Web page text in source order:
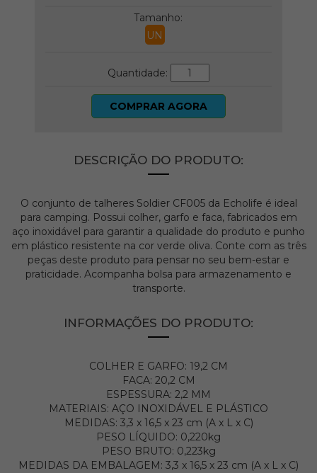
Tamanho:
UN
Quantidade:
COMPRAR AGORA
DESCRIÇÃO DO PRODUTO:
O conjunto de talheres Soldier CF005 da Echolife é ideal
para camping. Possui colher, garfo e faca, fabricados em
aço inoxidável para garantir a qualidade do produto e punho
em plástico resistente na cor verde oliva. Conte com as três
peças deste produto para pensar no seu bem-estar e
praticidade. Acompanha bolsa para armazenamento e
transporte.
INFORMAÇÕES DO PRODUTO:
COLHER E GARFO: 19,2 CM
FACA: 20,2 CM
ESPESSURA: 2,2 MM
MATERIAIS: AÇO INOXIDÁVEL E PLÁSTICO
MEDIDAS: 3,3 x 16,5 x 23 cm (A x L x C)
PESO LÍQUIDO: 0,220kg
PESO BRUTO: 0,223kg
MEDIDAS DA EMBALAGEM: 3,3 x 16,5 x 23 cm (A x L x C)